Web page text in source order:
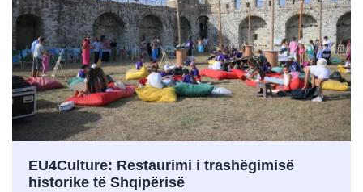
EU4Culture: Restaurimi i trashëgimisë
historike të Shqipërisë